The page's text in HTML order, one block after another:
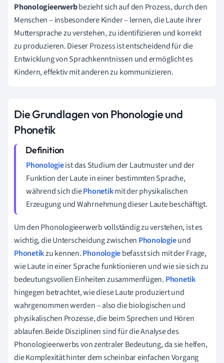
Phonologieerwerbbezieht sich auf den Prozess, durch den
Menschen – insbesondere Kinder – lernen, die Laute ihrer
Muttersprache zu verstehen, zu identifizieren und korrekt
zu produzieren. Dieser Prozess ist entscheidend für die
Entwicklung von Sprachkenntnissen und ermöglicht es
Kindern, effektiv mit anderen zu kommunizieren.
Die Grundlagen von Phonologie und
Phonetik
Phonologieist das Studium der Lautmuster und der
Funktion der Laute in einer bestimmten Sprache,
während sich diePhonetikmit der physikalischen
Erzeugung und Wahrnehmung dieser Laute beschäftigt.
Um den Phonologieerwerb vollständig zu verstehen, ist es
wichtig, die Unterscheidung zwischen Phonologieund
Phonetikzu kennen.Phonologiebefasst sich mit der Frage,
wie Laute in einer Sprache funktionieren und wie sie sich zu
bedeutungsvollen Einheiten zusammenfügen. Phonetik
hingegen betrachtet, wie diese Laute produziert und
wahrgenommen werden – also die biologischen und
physikalischen Prozesse, die beim Sprechen und Hören
ablaufen.Beide Disziplinen sind für die Analyse des
Phonologieerwerbs von zentraler Bedeutung, da sie helfen,
die Komplexität hinter dem scheinbar einfachen Vorgang